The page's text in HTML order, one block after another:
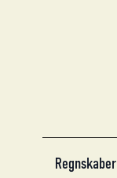
Regnskaber